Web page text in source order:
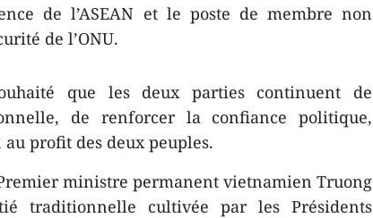
de l’ASEAN et le poste de membre non
de l’ONU.
que les deux parties continuent de
de renforcer la confiance politique,
profit des deux peuples.
ministre permanent vietnamien Truong
traditionnelle cultivée par les Présidents